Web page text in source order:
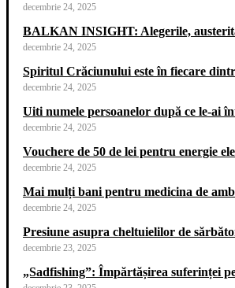
decembrie 24, 2025
BALKAN INSIGHT: Alegerile,
decembrie 24, 2025
Spiritul Crăciunului este în fiecare
decembrie 24, 2025
Uiti numele persoanelor după ce le-ai
decembrie 24, 2025
Vouchere de 50 de lei pentru energie
decembrie 24, 2025
Mai mulți bani pentru medicina de
decembrie 24, 2025
Presiune asupra cheltuielilor de
decembrie 23, 2025
„Sadfishing”: Împărtășirea suferinței